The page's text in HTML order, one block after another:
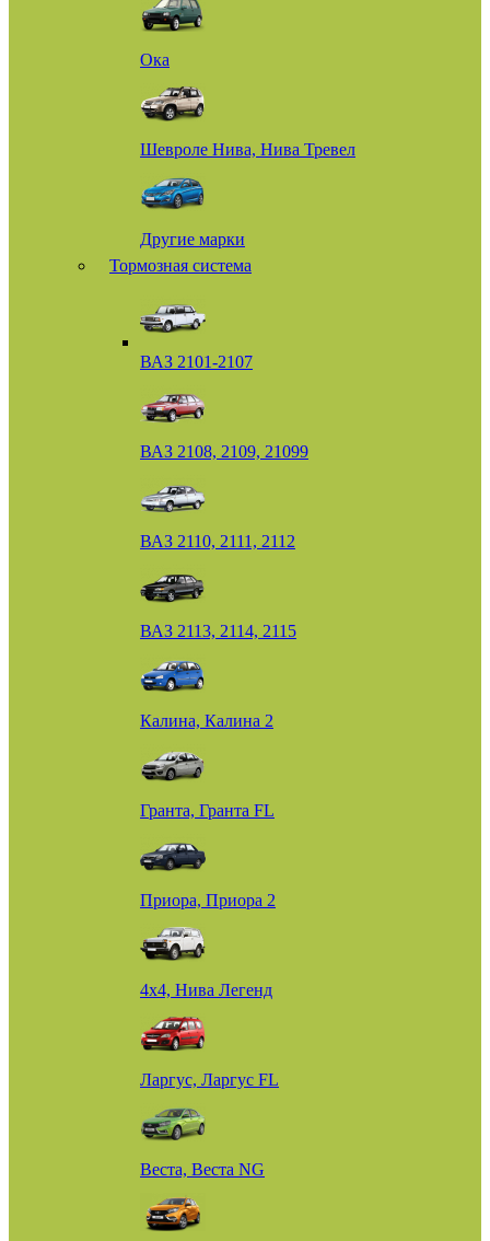
Ока
Шевроле Нива, Нива Тревел
Другие марки
Тормозная система
ВАЗ 2101-2107
ВАЗ 2108, 2109, 21099
ВАЗ 2110, 2111, 2112
ВАЗ 2113, 2114, 2115
Калина, Калина 2
Гранта, Гранта FL
Приора, Приора 2
4х4, Нива Легенд
Ларгус, Ларгус FL
Веста, Веста NG